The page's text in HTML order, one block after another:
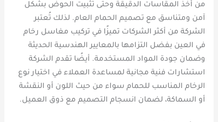
من أخذ المقاسات الدقيقة وحتى تثبيت الحوض بشكل
آمن ومتناسق مع تصميم الحمام العام. لذلك تُعتبر
الشركة من أكثر الشركات تميزًا في تركيب مغاسل رخام
في العين بفضل التزامها بالمعايير الهندسية الحديثة
وضمان جودة المواد المستخدمة. أيضًا تقدم الشركة
استشارات فنية مجانية لمساعدة العملاء في اختيار نوع
الرخام المناسب للحمام سواء من حيث اللون أو النقشة
أو السماكة، لضمان انسجام التصميم مع ذوق العميل.